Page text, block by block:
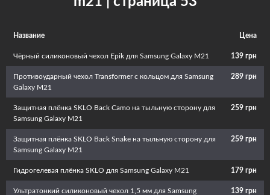
эксплуатационный срок. Кроме того, красивый и необычный аксессуар
Название Цена
Чёрный силиконовый чехол Epik для Samsung Galaxy M21 139 грн
Противоударный чехол Transformer с кольцом для Samsung
Galaxy M21
289 грн
Защитная плёнка SKLO Back Camo на тыльную сторону для
Samsung Galaxy M21
259 грн
Защитная плёнка SKLO Back Snake на тыльную сторону для
Samsung Galaxy M21
259 грн
Гидрогелевая плёнка SKLO для Samsung Galaxy M21 179 грн
Ультратонкий силиконовый чехол 1,5 мм для Samsung
139 грн